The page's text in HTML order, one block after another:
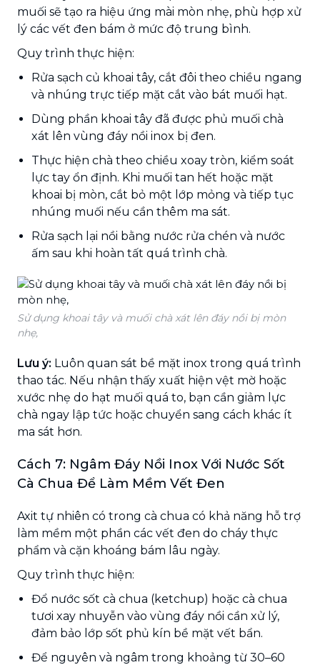
muối sẽ tạo ra hiệu ứng mài mòn nhẹ, phù hợp xử
lý các vết đen bám ở mức độ trung bình.
Quy trình thực hiện:
Rửa sạch củ khoai tây, cắt đôi theo chiều ngang
và nhúng trực tiếp mặt cắt vào bát muối hạt.
Dùng phần khoai tây đã được phủ muối chà
xát lên vùng đáy nồi inox bị đen.
Thực hiện chà theo chiều xoay tròn, kiểm soát
lực tay ổn định. Khi muối tan hết hoặc mặt
khoai bị mòn, cắt bỏ một lớp mỏng và tiếp tục
nhúng muối nếu cần thêm ma sát.
Rửa sạch lại nồi bằng nước rửa chén và nước
ấm sau khi hoàn tất quá trình chà.
Sử dụng khoai tây và muối chà xát lên đáy nồi bị mòn
nhẹ,
Lưu ý: Luôn quan sát bề mặt inox trong quá trình
thao tác. Nếu nhận thấy xuất hiện vệt mờ hoặc
xước nhẹ do hạt muối quá to, bạn cần giảm lực
chà ngay lập tức hoặc chuyển sang cách khác ít
ma sát hơn.
Cách 7: Ngâm Đáy Nồi Inox Với Nước Sốt
Cà Chua Để Làm Mềm Vết Đen
Axit tự nhiên có trong cà chua có khả năng hỗ trợ
làm mềm một phần các vết đen do cháy thực
phẩm và cặn khoáng bám lâu ngày.
Quy trình thực hiện:
Đổ nước sốt cà chua (ketchup) hoặc cà chua
tươi xay nhuyễn vào vùng đáy nồi cần xử lý,
đảm bảo lớp sốt phủ kín bề mặt vết bẩn.
Để nguyên và ngâm trong khoảng từ 30–60